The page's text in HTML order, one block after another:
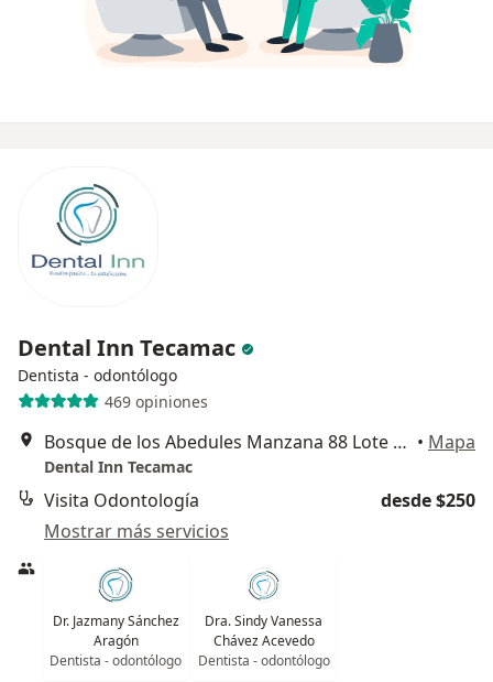
Dental Inn Tecamac
Dentista - odontólogo
469 opiniones
Bosque de los Abedules Manzana 88 Lote 85-2, Los Heroes Tecamac, 55764 Ojo de Agua, Méx., Tecamac • Mapa
Dental Inn Tecamac
Visita Odontología
desde $250
Mostrar más servicios
Dr. Jazmany Sánchez
Aragón
Dentista - odontólogo
Dra. Sindy Vanessa
Chávez Acevedo
Dentista - odontólogo